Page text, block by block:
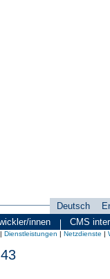
innen CMS
Sprachauswahl
Deutsch
| Dienstleistungen | Netzdienste |